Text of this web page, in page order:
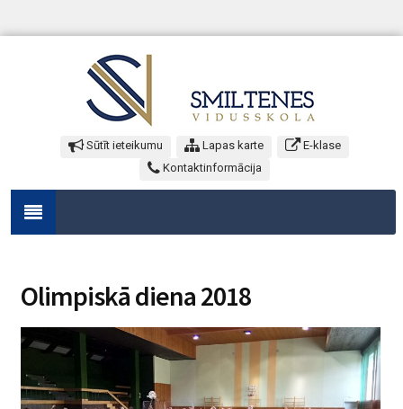
Sūtīt ieteikumu Lapas karte
E-klase
Kontaktinformācija
Olimpiskā diena 2018